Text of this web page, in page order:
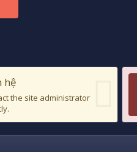
hệ
the site administrator